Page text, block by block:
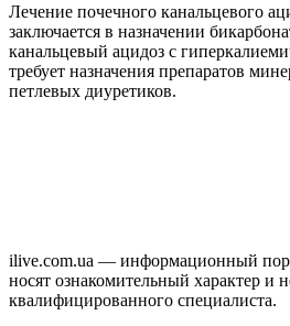
Лечение почечного канальцевого
заключается в назначении
канальцевый ацидоз с
требует назначения препаратов
петлевых диуретиков.
ilive.com.ua — информационный
носят ознакомительный характер и
квалифицированного специалиста.